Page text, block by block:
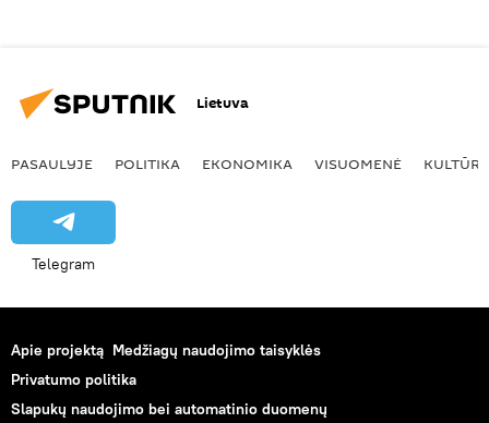
Lietuva
PASAULYJE POLITIKA EKONOMIKA VISUOMENĖ KULTŪRA
Telegram
Apie projektą Medžiagų naudojimo taisyklės
Privatumo politika
Slapukų naudojimo bei automatinio duomenų